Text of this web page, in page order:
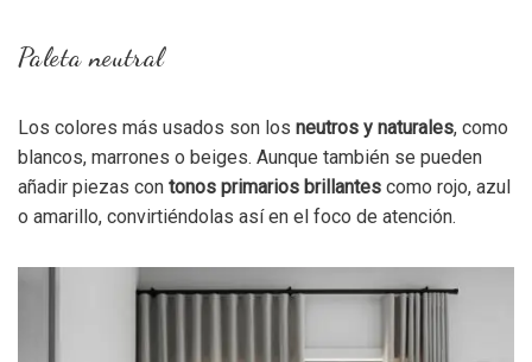
Paleta neutral
Los colores más usados son los neutros y naturales, como
blancos, marrones o beiges. Aunque también se pueden
añadir piezas con tonos primarios brillantes como rojo, azul
o amarillo, convirtiéndolas así en el foco de atención.